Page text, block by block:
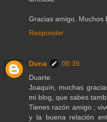
Gracias amigo. Muchos
Responder
Duna
00:39
Duarte.
Joaquín, muchas
mi blog, que sabes
Tienes razón amigo ,
y la buena relación